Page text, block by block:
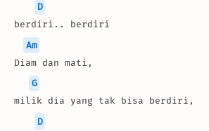
D
berdiri.. berdiri
Am
Diam dan mati,
G
milik dia yang tak bisa berdiri,
D